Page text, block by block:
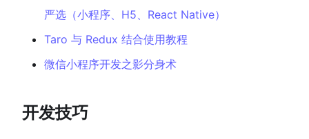
严选（小程序、H5、React Native）
Taro 与 Redux 结合使用教程
微信小程序开发之影分身术
开发技巧